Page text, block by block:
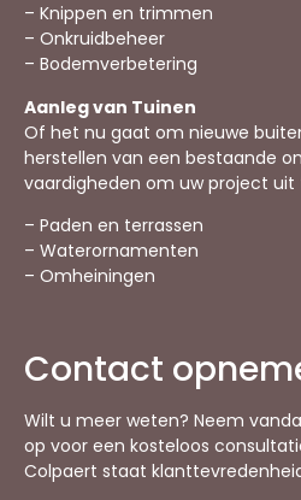
– Knippen en trimmen
– Onkruidbeheer
– Bodemverbetering
Aanleg van Tuinen
Of het nu gaat om nieuwe
herstellen van een bestaande
vaardigheden om uw project uit
– Paden en terrassen
– Waterornamenten
– Omheiningen
Contact
Wilt u meer weten? Neem
op voor een kosteloos
Colpaert staat